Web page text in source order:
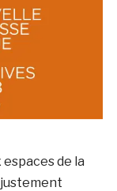
de la